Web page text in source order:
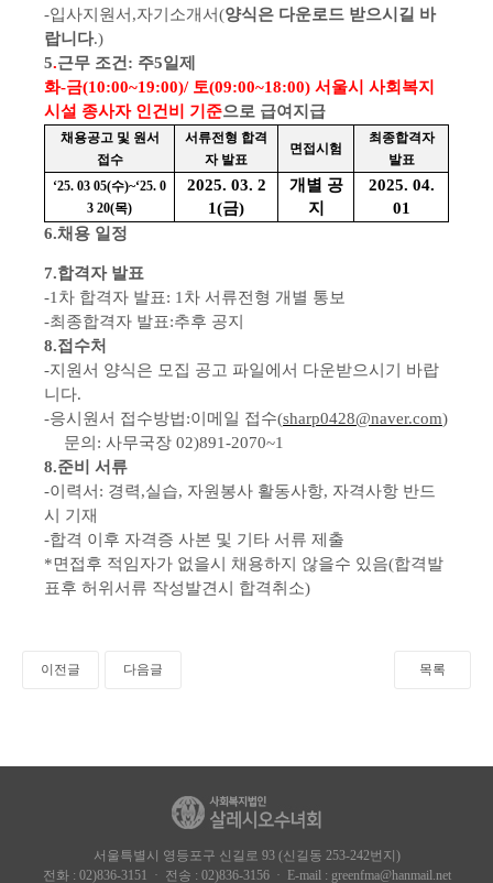
-입사지원서 ,자기소개서(양식은 다운로드 받으시길 바
랍니다.)
5.근무 조건 : 주5일제
화-금(10:00~19:00)/ 토(09:00~18:00) 서울시 사회복지
시설 종사자 인건비 기준으로 급여지급
채용공고 및 원서
접수
서류전형 합격
자 발표
면접시험
최종합격자
발표
‘25. 03 05(수)~‘25. 0
3 20(목)
2025. 03. 2
1(금)
개별 공
지
2025. 04.
01
6.채용 일정
7.합격자 발표
-1 차 합격자 발표: 1 차 서류전형 개별 통보
-최종합격자 발표:추후 공지
8.접수처
-지원서 양식은 모집 공고 파일에서 다운받으시기 바랍
니다.
-응시원서 접수방법:이메일 접수(sharp0428@naver.com)
문의 : 사무국장 02)891-2070~1
8.준비 서류
-이력서 : 경력,실습, 자원봉사 활동사항, 자격사항 반드
시 기재
-합격 이후 자격증 사본 및 기타 서류 제출
*면접후 적임자가 없을시 채용하지 않을수 있음(합격발
표후 허위서류 작성발견시 합격취소)
이전글 다음글 목록
서울특별시 영등포구 신길로 93 (신길동 253-242번지)
전화 : 02)836-3151 · 전송 : 02)836-3156 · E-mail : greenfma@hanmail.net